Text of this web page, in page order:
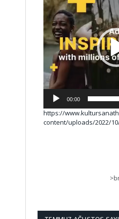
00:00
https://
content/uploads/2022/